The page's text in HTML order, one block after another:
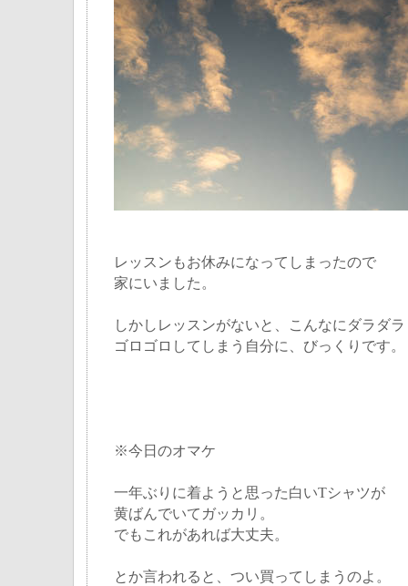
レッスンもお休みになってしまったので
家にいました。
しかしレッスンがないと、こんなにダラダラ
ゴロゴロしてしまう自分に、びっくりです。
※今日のオマケ
一年ぶりに着ようと思った白いTシャツが
黄ばんでいてガッカリ。
でもこれがあれば大丈夫。
とか言われると、つい買ってしまうのよ。